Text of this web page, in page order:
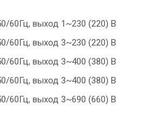
60Гц, выход 1~230 (220) В
60Гц, выход 3~230 (220) В
60Гц, выход 3~400 (380) В
60Гц, выход 3~400 (380) В
60Гц, выход 3~690 (660) В